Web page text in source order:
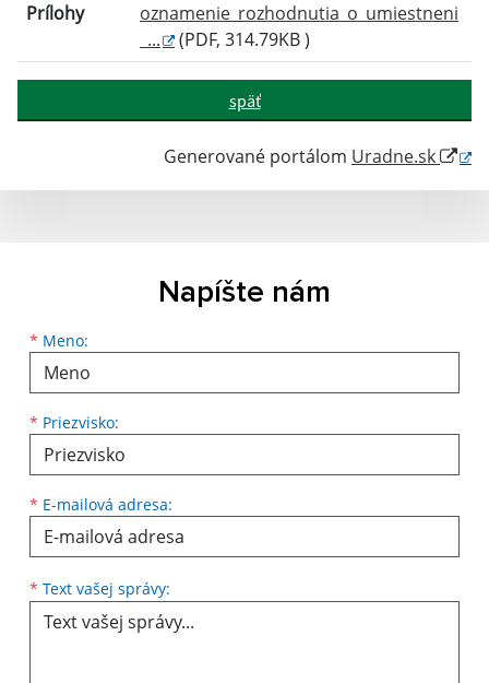
Prílohy
oznamenie_rozhodnutia_o_umiestneni
_...
(PDF, 314.79KB )
späť
Generované portálom Uradne.sk
Napíšte nám
* Meno:
Meno
* Priezvisko:
Priezvisko
* E-mailová adresa:
E-mailová adresa
* Text vašej správy: